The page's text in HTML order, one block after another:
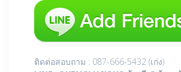
ติดต่อสอบถาม : 087-666-5432 (เก่ง)